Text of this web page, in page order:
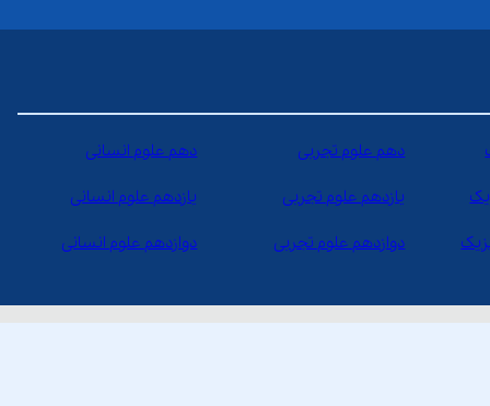
دهم علوم تجربی دهم علوم انسانی
یازدهم علوم تجربی یازدهم علوم انسانی
دوازدهم علوم تجربی دوازدهم علوم انسانی